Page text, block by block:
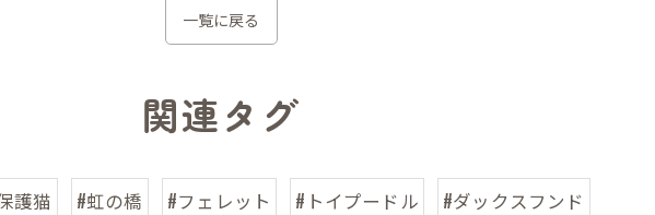
一覧に戻る
関連タグ
護猫 #虹の橋 #フェレット #トイプードル #ダックスフンド